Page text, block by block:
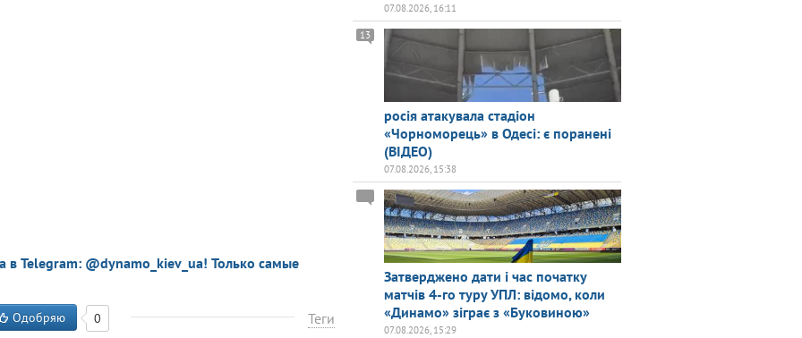
в Telegram: @dynamo_kiev_ua! Только самые
Теги
Одобряю 0
07.08.2026, 16:11
росія атакувала стадіон
«Чорноморець» в Одесі: є поранені
(ВІДЕО)
13
07.08.2026, 15:38
Затверджено дати і час початку
матчів 4-го туру УПЛ: відомо, коли
«Динамо» зіграє з «Буковиною»
07.08.2026, 15:29